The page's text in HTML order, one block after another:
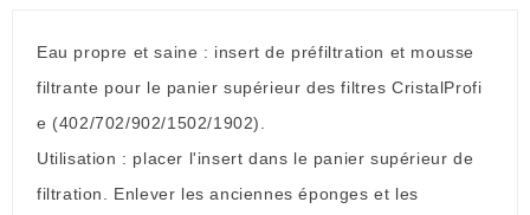
Eau propre et saine : insert de préfiltration et mousse
filtrante pour le panier supérieur des filtres CristalProfi
e (402/702/902/1502/1902).
Utilisation : placer l'insert dans le panier supérieur de
filtration. Enlever les anciennes éponges et les